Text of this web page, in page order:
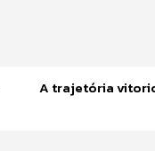
A trajetória